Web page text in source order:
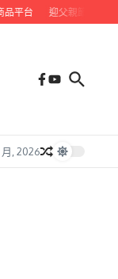
平台 迎父親節 九如鄉
, 2026